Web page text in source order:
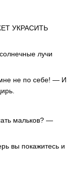
УКРАСИТЬ
лучи
не по себе! — И
мальков? —
вы покажитесь и